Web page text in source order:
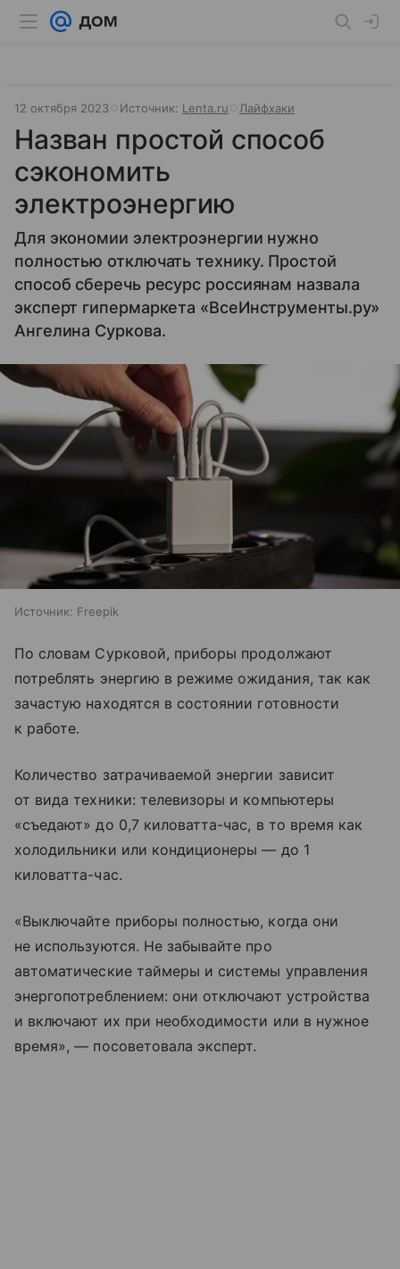
12 октября 2023 Источник: Lenta.ru Лайфхаки
Назван простой способ
сэкономить
электроэнергию
Для экономии электроэнергии нужно
полностью отключать технику. Простой
способ сберечь ресурс россиянам назвала
эксперт гипермаркета «ВсеИнструменты.ру»
Ангелина Суркова.
Источник: Freepik
По словам Сурковой, приборы продолжают
потреблять энергию в режиме ожидания, так как
зачастую находятся в состоянии готовности
к работе.
Количество затрачиваемой энергии зависит
от вида техники: телевизоры и компьютеры
«съедают» до 0,7 киловатта-час, в то время как
холодильники или кондиционеры — до 1
киловатта-час.
«Выключайте приборы полностью, когда они
не используются. Не забывайте про
автоматические таймеры и системы управления
энергопотреблением: они отключают устройства
и включают их при необходимости или в нужное
время», — посоветовала эксперт.